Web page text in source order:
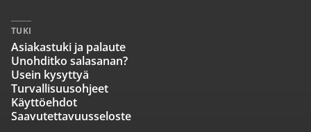
TUKI
Asiakastuki ja palaute
Unohditko salasanan?
Usein kysyttyä
Turvallisuusohjeet
Käyttöehdot
Saavutettavuusseloste